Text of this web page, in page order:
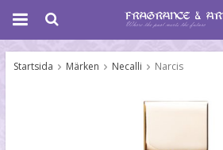
Startsida Märken Necalli Narcis